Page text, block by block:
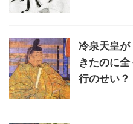
冷泉天皇が
きたのに
行のせい？